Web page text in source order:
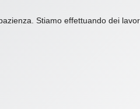
Stiamo effettuando dei